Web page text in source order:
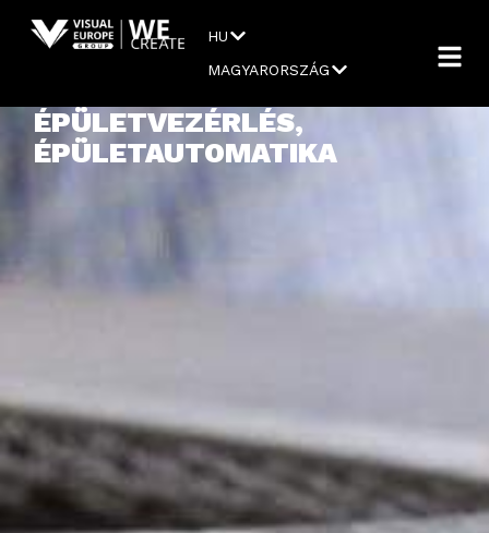
HU
MAGYARORSZÁG
ÉPÜLETVEZÉRLÉS,
ÉPÜLETAUTOMATIKA